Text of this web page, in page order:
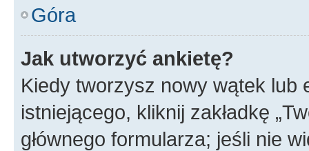
Góra
Jak utworzyć ankietę?
Kiedy tworzysz nowy wątek lub
istniejącego, kliknij zakładkę
głównego formularza; jeśli nie